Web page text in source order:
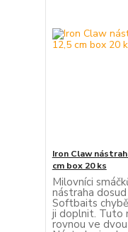
Iron Claw
cm box 20 ks
Milovníci
nástraha
Softbaits
ji doplnit. Tuto
rovnou ve